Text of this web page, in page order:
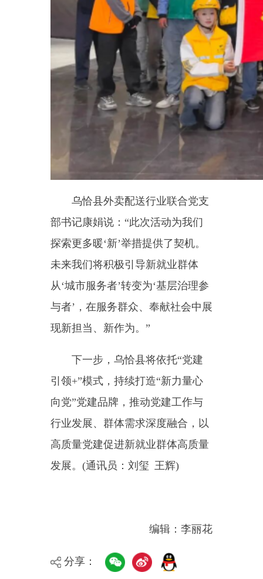
行业发展、群体需求深度融合，以
高质量党建促进新就业群体高质量
发展。( 通讯员：刘玺王辉)
编辑：李丽花
分享：
主办：新疆乌恰县人民政府办公室
承办：新疆乌恰县政务服务
政府网站标识码：6530240001
新公网安备65302402000101号
地 址：新疆克州乌恰县光明路1号联系电话：0908-4621030